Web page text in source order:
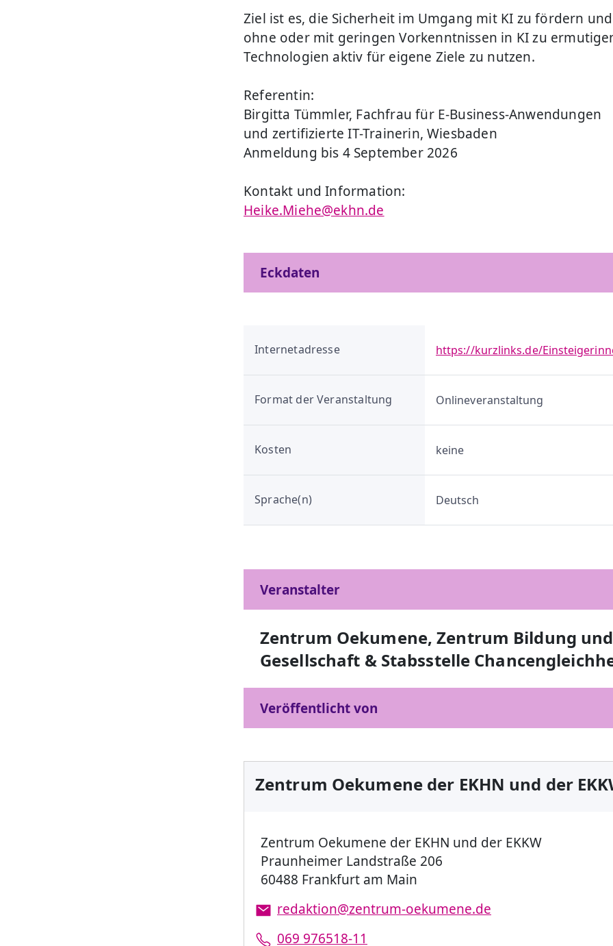
Ziel ist es, die Sicherheit im Umgang mit KI zu fördern
ohne oder mit geringen Vorkenntnissen in KI zu
Technologien aktiv für eigene Ziele zu nutzen.
Referentin:
Birgitta Tümmler, Fachfrau für E-Business-Anwendungen
und zertifizierte IT-Trainerin, Wiesbaden
Anmeldung bis 4 September 2026
Kontakt und Information:
Heike.Miehe@ekhn.de
Eckdaten
Internetadresse https://kurzlinks.de/
Format der Veranstaltung Onlineveranstaltung
Kosten keine
Sprache(n) Deutsch
Veranstalter
Zentrum Oekumene, Zentrum Bildung und
Gesellschaft & Stabsstelle
Veröffentlicht von
Zentrum Oekumene der EKHN und der
Zentrum Oekumene der EKHN und der EKKW
Praunheimer Landstraße 206
60488 Frankfurt am Main
redaktion@zentrum-oekumene.de
069 976518-11